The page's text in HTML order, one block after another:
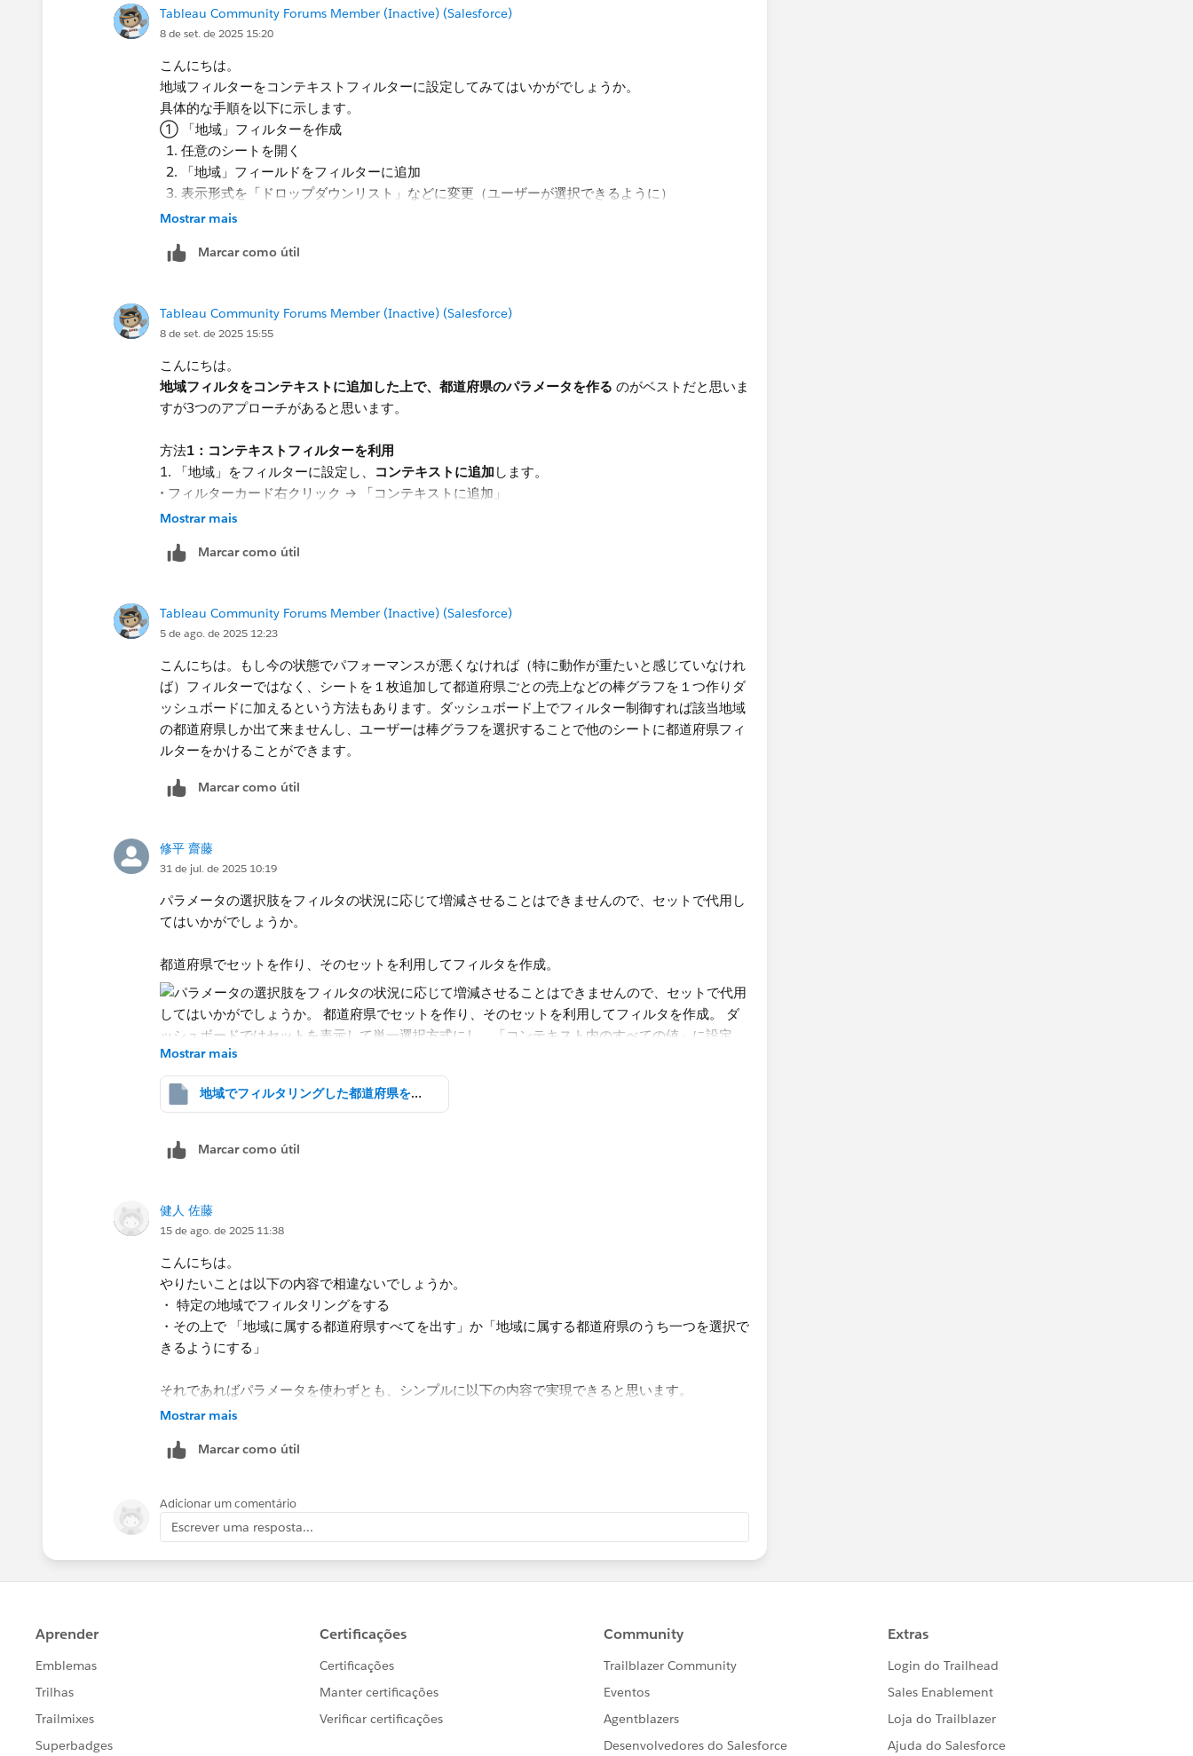
Tableau Community Forums Member (Inactive) (Salesforce)
8 de set. de 2025 15:20
こんにちは。
地域フィルターを​コンテキストフィルターに設定してみてはいかがでしょうか。
具体的な手順を以下に示します。
① 「地域」フィルターを作成
任意のシートを開く
「地域」フィールドをフィルターに追加
表示形式を「ドロップダウンリスト」などに変更（ユーザーが選択できるように）
② 「都道府県」フィルターを追加
同じシートに「都道府県」フィールドをフィルターとして追加
表示形式を「ドロップダウンリスト」に変更
これが最重要ポイントです！
「地域」フィルターを右クリック
「コンテキストに追加」を選択
④ 「都道府県」フィルターの表示形式を変更
「都道府県」フィルターのフィルターカードの右上メニューを開く
Mostrar mais
Marcar como útil
Tableau Community Forums Member (Inactive) (Salesforce)
8 de set. de 2025 15:55
こんにちは。
地域フィルタをコンテキストに追加した上で、都道府県のパラメータを作る のがベストだと思いま
すが3つのアプローチがあると思います。
方法1：コンテキストフィルターを利用
1. 「地域」をフィルターに設定し、
コンテキストに追加 します。
• フィルターカード右クリック → 「コンテキストに追加」
2. その上で「都道府県」を通常のフィルターとして配置すると、都道府県の候補が「地域で絞られ
一番シンプルな方法です。
方法2：階層（地域 → 都道府県）を使う
1. データペインで「地域」と「都道府県」をドラッグして階層を作成。
2. ダッシュボードで「地域」を先にフィルター、次に「都道府県」を表示。
これにより、ユーザーが見ている地域に応じて「都道府県」の選択肢が動的に変わります。
⸻
2. 「全て」を選んだらフィルタ無効、個別ならその都道府県だけを表示、という計算フィールドを
作る。
例
ELSEIF [都道府県] = [都道府県パラメータ] THEN 1
END
このフィールドをフィルタで「1」のみ残す。
スト」にしておく必要があります。
Mostrar mais
Marcar como útil
Tableau Community Forums Member (Inactive) (Salesforce)
5 de ago. de 2025 12:23
こんにちは。もし今の状態でパフォーマンスが悪くなければ（特に動作が重たいと感じていなけれ
ば）フィルターではなく、シートを１枚追加して都道府県ごとの売上などの棒グラフを１つ作りダ
ッシュボードに加えるという方法もあります。ダッシュボード上でフィルター制御すれば該当地域
の都道府県しか出て来ませんし、ユーザーは棒グラフを選択することで他のシートに都道府県フィ
ルターをかけることができます。
Marcar como útil
修平 齋藤
31 de jul. de 2025 10:19
パラメータの選択肢をフィルタの状況に応じて増減させることはできませんので、セットで代用し
てはいかがでしょうか。
都道府県でセットを作り、そのセットを利用してフィルタを作成。
定。
挙動としては上記の方法でいけるはずですが、都道府県（実際には店舗）をどうしてもパラメータ
と思います。
Mostrar mais
地域でフィルタリングした都道府県を選択肢にする_ss1.twbx
Marcar como útil
健人 佐藤
15 de ago. de 2025 11:38
こんにちは。
やりたいことは以下の内容で相違ないでしょうか。
・ 特定の地域でフィルタリングをする
・その上で 「地域に属する都道府県すべてを出す」か「地域に属する都道府県のうち一つを選択で
きるようにする」
それであればパラメータを使わずとも、シンプルに以下の内容で実現できると思います。
① 「地域」をフィルターにいれ、特定の地域（今回の場合、関西地方）を選択する
③ フィルターの設定を「単一値（リスト）」にする
す。
イメージ画像も添付いたします。
Mostrar mais
Marcar como útil
Adicionar um comentário
Escrever uma resposta...